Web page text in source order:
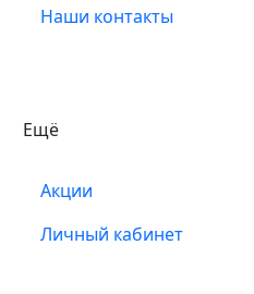
Наши контакты
Ещё
Акции
Личный кабинет